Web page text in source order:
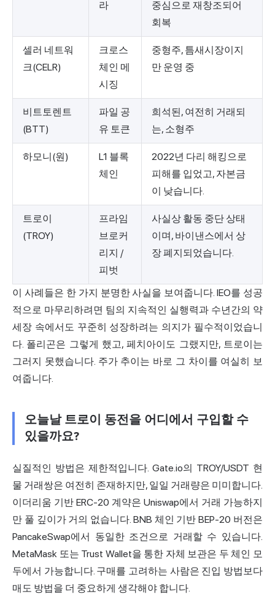
라
중심으로 재창조되어
회복
셀러 네트워
크(CELR)
크로스
체인 메
시징
중형주, 틈새시장이지
만 운영 중
비트토렌트
(BTT)
파일 공
유 토큰
희석된, 여전히 거래되
는, 소형주
하모니(원)
L1 블록
체인
2022년 다리 해킹으로
피해를 입었고, 자본금
이 낮습니다.
트로이
(TROY)
프라임
브로커
리지 /
피벗
사실상 활동 중단 상태
이며, 바이낸스에서 상
장 폐지되었습니다.
이 사례들은 한 가지 분명한 사실을 보여줍니다. IEO를 성공
적으로 마무리하려면 팀의 지속적인 실행력과 수년간의 약
세장 속에서도 꾸준히 성장하려는 의지가 필수적이었습니
다. 폴리곤은 그렇게 했고, 페치아이도 그랬지만, 트로이는
그러지 못했습니다. 주가 추이는 바로 그 차이를 여실히 보
여줍니다.
오늘날 트로이 동전을 어디에서 구입할 수
있을까요?
실질적인 방법은 제한적입니다. Gate.io의 TROY/USDT 현
물 거래쌍은 여전히 존재하지만, 일일 거래량은 미미합니다.
이더리움 기반 ERC-20 계약은 Uniswap에서 거래 가능하지
만 풀 깊이가 거의 없습니다. BNB 체인 기반 BEP-20 버전은
PancakeSwap에서 동일한 조건으로 거래할 수 있습니다.
MetaMask 또는 Trust Wallet을 통한 자체 보관은 두 체인 모
두에서 가능합니다. 구매를 고려하는 사람은 진입 방법보다
매도 방법을 더 중요하게 생각해야 합니다.